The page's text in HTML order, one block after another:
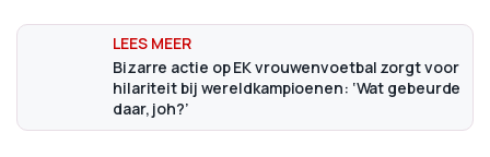
Bizarre actie op EK vrouwenvoetbal zorgt voor
hilariteit bij wereldkampioenen: ‘Wat gebeurde
daar, joh?’